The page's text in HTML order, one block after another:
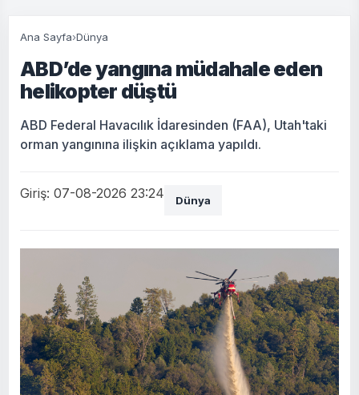
Ana Sayfa›Dünya
ABD’de yangına müdahale eden
helikopter düştü
ABD Federal Havacılık İdaresinden (FAA), Utah'taki
orman yangınına ilişkin açıklama yapıldı.
Giriş: 07-08-2026 23:24 Dünya